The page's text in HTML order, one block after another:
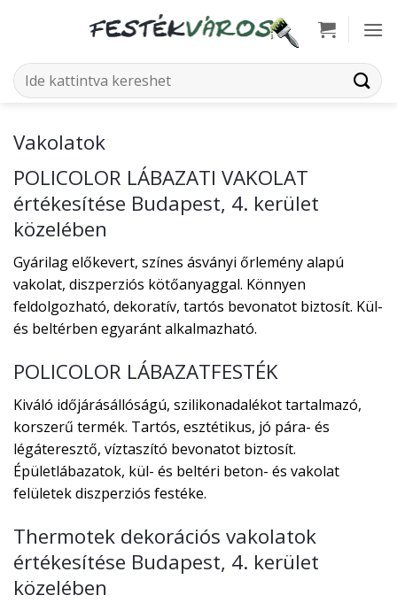
Keresés
a
Vakolatok
POLICOLOR LÁBAZATI VAKOLAT
értékesítése Budapest, 4. kerület
közelében
Gyárilag előkevert, színes ásványi őrlemény alapú
vakolat, diszperziós kötőanyaggal. Könnyen
feldolgozható, dekoratív, tartós bevonatot biztosít. Kül-
és beltérben egyaránt alkalmazható.
POLICOLOR LÁBAZATFESTÉK
Kiváló időjárásállóságú, szilikonadalékot tartalmazó,
korszerű termék. Tartós, esztétikus, jó pára- és
légáteresztő, víztaszító bevonatot biztosít.
Épületlábazatok, kül- és beltéri beton- és vakolat
felületek diszperziós festéke.
Thermotek dekorációs vakolatok
értékesítése Budapest, 4. kerület
közelében